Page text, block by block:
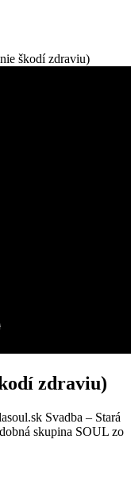
zdraviu)
Svadba – Stará
skupina SOUL zo